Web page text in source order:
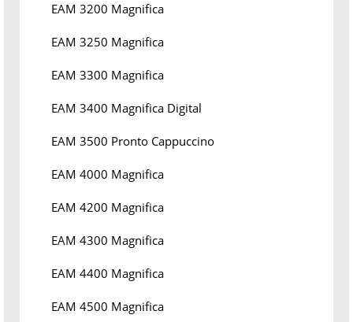
EAM 3200 Magnifica
EAM 3250 Magnifica
EAM 3300 Magnifica
EAM 3400 Magnifica Digital
EAM 3500 Pronto Cappuccino
EAM 4000 Magnifica
EAM 4200 Magnifica
EAM 4300 Magnifica
EAM 4400 Magnifica
EAM 4500 Magnifica